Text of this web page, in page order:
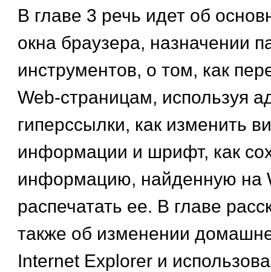
В главе 3 речь идет об
окна браузера, назначении
инструментов, о том, как
Web-страницам, используя
гиперссылки, как изменить
информации и шрифт, как
информацию, найденную на
распечатать ее. В главе
также об изменении
Internet Explorer и